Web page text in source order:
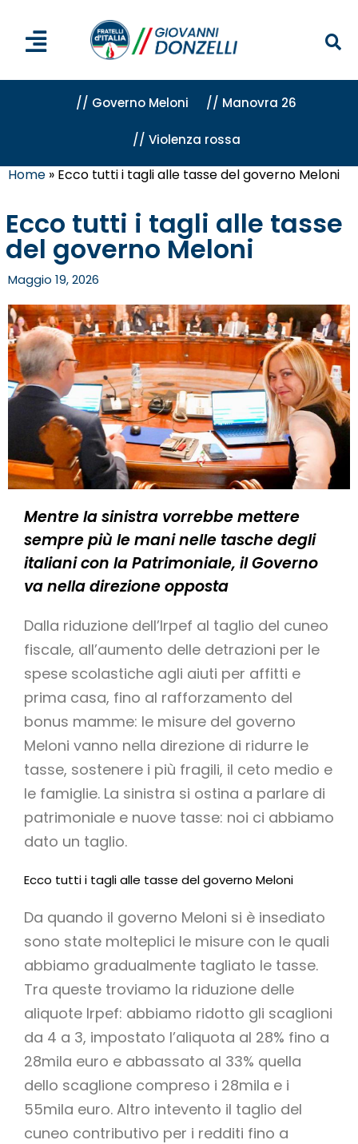
// Governo Meloni // Manovra 26
// Violenza rossa
Home » Ecco tutti i tagli alle tasse del governo Meloni
Ecco tutti i tagli alle tasse
del governo Meloni
Maggio 19, 2026
Mentre la sinistra vorrebbe mettere
sempre più le mani nelle tasche degli
italiani con la Patrimoniale, il Governo
va nella direzione opposta
Dalla riduzione dell’Irpef al taglio del cuneo
fiscale, all’aumento delle detrazioni per le
spese scolastiche agli aiuti per affitti e
prima casa, fino al rafforzamento del
bonus mamme: le misure del governo
Meloni vanno nella direzione di ridurre le
tasse, sostenere i più fragili, il ceto medio e
le famiglie. La sinistra si ostina a parlare di
patrimoniale e nuove tasse: noi ci abbiamo
dato un taglio.
Ecco tutti i tagli alle tasse del governo Meloni
Da quando il governo Meloni si è insediato
sono state molteplici le misure con le quali
abbiamo gradualmente tagliato le tasse.
Tra queste troviamo la riduzione delle
aliquote Irpef: abbiamo ridotto gli scaglioni
da 4 a 3, impostato l’aliquota al 28% fino a
28mila euro e abbassato al 33% quella
dello scaglione compreso i 28mila e i
55mila euro. Altro intevento il taglio del
cuneo contributivo per i redditi fino a